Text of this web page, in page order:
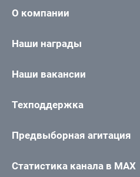
О компании
Наши награды
Наши вакансии
Техподдержка
Предвыборная агитация
Статистика канала в MAX